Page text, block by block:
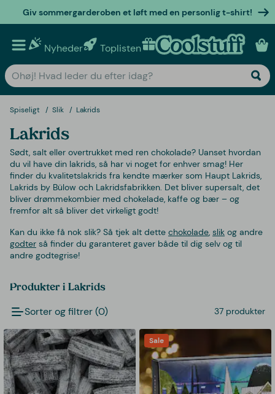
Giv sommergarderoben et løft med en personlig t-shirt!
Nyheder Toplisten Personlige gaver
Spiseligt Slik Lakrids
Lakrids
Sødt, salt eller overtrukket med ren chokolade? Uanset hvordan
du vil have din lakrids, så har vi noget for enhver smag! Her
finder du kvalitetslakrids fra kendte mærker som Haupt Lakrids,
Lakrids by Bülow och Lakridsfabrikken. Det bliver supersalt, det
bliver drømmekombier med chokelade, kaffe og bær – og
fremfor alt så bliver det virkeligt godt!
Kan du ikke få nok slik? Så tjek alt dette chokolade slik og andre
godter så finder du garanteret gaver både til dig selv og til
andre godtegrise!
Produkter i Lakrids
Sorter og filtrer (0) 37 produkter
Sale